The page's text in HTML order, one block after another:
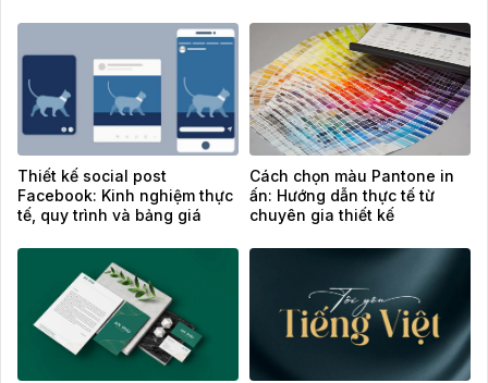
Thiết kế social post
Facebook: Kinh nghiệm thực
tế, quy trình và bảng giá
Cách chọn màu Pantone in
ấn: Hướng dẫn thực tế từ
chuyên gia thiết kế